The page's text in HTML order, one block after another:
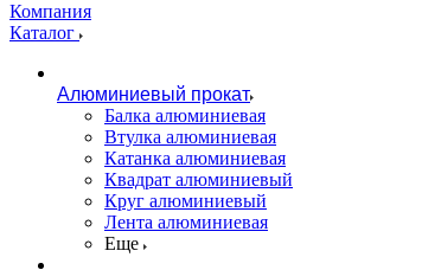
Компания
Каталог
Алюминиевый прокат
Балка алюминиевая
Втулка алюминиевая
Катанка алюминиевая
Квадрат алюминиевый
Круг алюминиевый
Лента алюминиевая
Еще